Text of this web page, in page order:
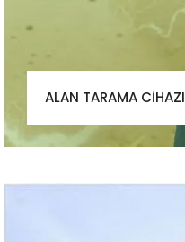
ALAN TARAMA CİHAZI